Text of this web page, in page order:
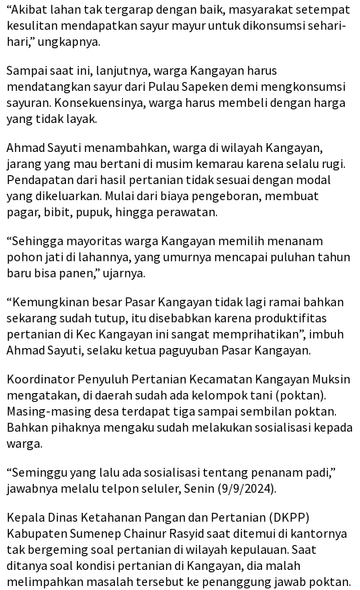
“Akibat lahan tak tergarap dengan baik, masyarakat setempat
kesulitan mendapatkan sayur mayur untuk dikonsumsi sehari-
hari,” ungkapnya.
Sampai saat ini, lanjutnya, warga Kangayan harus
mendatangkan sayur dari Pulau Sapeken demi mengkonsumsi
sayuran. Konsekuensinya, warga harus membeli dengan harga
yang tidak layak.
Ahmad Sayuti menambahkan, warga di wilayah Kangayan,
jarang yang mau bertani di musim kemarau karena selalu rugi.
Pendapatan dari hasil pertanian tidak sesuai dengan modal
yang dikeluarkan. Mulai dari biaya pengeboran, membuat
pagar, bibit, pupuk, hingga perawatan.
“Sehingga mayoritas warga Kangayan memilih menanam
pohon jati di lahannya, yang umurnya mencapai puluhan tahun
baru bisa panen,” ujarnya.
“Kemungkinan besar Pasar Kangayan tidak lagi ramai bahkan
sekarang sudah tutup, itu disebabkan karena produktifitas
pertanian di Kec Kangayan ini sangat memprihatikan”, imbuh
Ahmad Sayuti, selaku ketua paguyuban Pasar Kangayan.
Koordinator Penyuluh Pertanian Kecamatan Kangayan Muksin
mengatakan, di daerah sudah ada kelompok tani (poktan).
Masing-masing desa terdapat tiga sampai sembilan poktan.
Bahkan pihaknya mengaku sudah melakukan sosialisasi kepada
warga.
“Seminggu yang lalu ada sosialisasi tentang penanam padi,”
jawabnya melalu telpon seluler, Senin (9/9/2024).
Kepala Dinas Ketahanan Pangan dan Pertanian (DKPP)
Kabupaten Sumenep Chainur Rasyid saat ditemui di kantornya
tak bergeming soal pertanian di wilayah kepulauan. Saat
ditanya soal kondisi pertanian di Kangayan, dia malah
melimpahkan masalah tersebut ke penanggung jawab poktan.